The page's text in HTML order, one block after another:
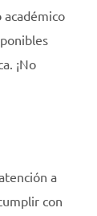
académico
¡No
a
con